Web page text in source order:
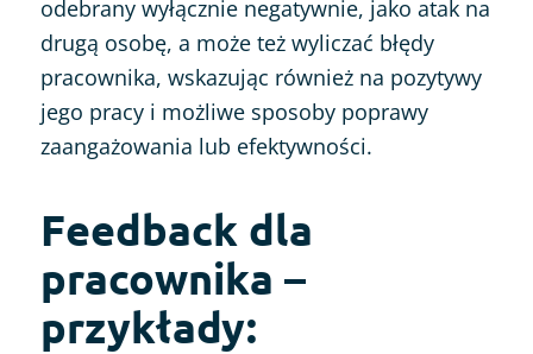
odebrany wyłącznie negatywnie, jako atak na
drugą osobę, a może też wyliczać błędy
pracownika, wskazując również na pozytywy
jego pracy i możliwe sposoby poprawy
zaangażowania lub efektywności.
Feedback dla
pracownika –
przykłady: